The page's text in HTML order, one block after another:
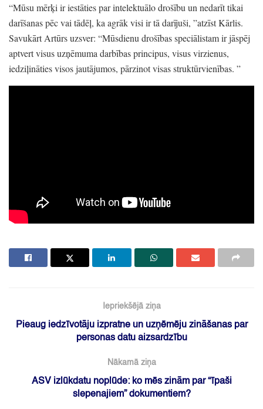
“Mūsu mērķi ir iestāties par intelektuālo drošību un nedarīt tikai
darīšanas pēc vai tādēļ, ka agrāk visi ir tā darījuši, ”atzīst Kārlis.
Savukārt Artūrs uzsver: “Mūsdienu drošības speciālistam ir jāspēj
aptvert visus uzņēmuma darbības principus, visus virzienus,
iedziļināties visos jautājumos, pārzinot visas struktūrvienības. ”
Iepriekšējā ziņa
Pieaug iedzīvotāju izpratne un uzņēmēju zināšanas par
personas datu aizsardzību
Nākamā ziņa
ASV izlūkdatu noplūde: ko mēs zinām par “īpaši
slepenajiem” dokumentiem?